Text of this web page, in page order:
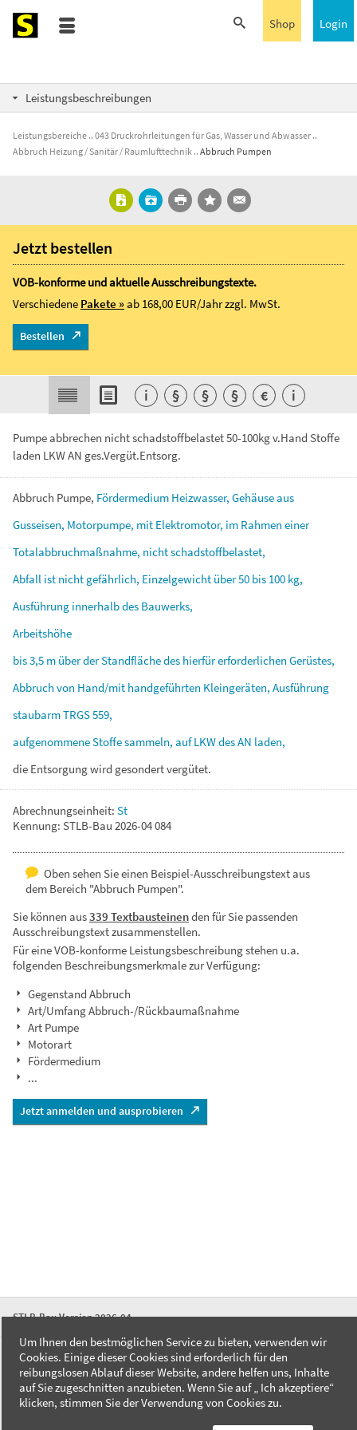
Login
Shop
Leistungsbeschreibungen
Leistungsbereiche
043 Druckrohrleitungen für Gas, Wasser und Abwasser
Abbruch Heizung / Sanitär / Raumlufttechnik
Abbruch Pumpen
Pumpe abbrechen nicht schadstoffbelastet 50-100kg v.Hand Stoffe
laden LKW AN ges.Vergüt.Entsorg.
Abbruch Pumpe, Fördermedium Heizwasser, Gehäuseaus
Gusseisen, Motorpumpe, mit Elektromotor, im Rahmen einer
Totalabbruchmaßnahme, nichtschadstoffbelastet,
Abfall ist nicht gefährlich, Einzelgewicht über50 bis 100 kg,
Ausführung innerhalbdes Bauwerks,
Arbeitshöhe
bis3,5 m überderStandflächedes hierfürerforderlichen Gerüstes,
Abbruch von Hand/mit handgeführten Kleingeräten, Ausführung
staubarmTRGS559,
aufgenommeneStoffesammeln, aufLKWdesAN laden,
die Entsorgungwird gesondertvergütet.
Abrechnungseinheit: St
Kennung: STLB-Bau 2026-04 084
Oben sehen Sie einen Beispiel-Ausschreibungstext aus
dem Bereich "Abbruch Pumpen".
Sie können aus339 Textbausteinenden für Sie passenden
Ausschreibungstext zusammenstellen.
Für eine VOB-konforme Leistungsbeschreibung stehen u.a.
folgenden Beschreibungsmerkmale zur Verfügung:
Gegenstand Abbruch
Art/Umfang Abbruch-/Rückbaumaßnahme
Art Pumpe
Motorart
Fördermedium
...
Jetzt anmelden und ausprobieren
Jetzt bestellen
VOB-konforme und aktuelle Ausschreibungstexte.
Verschiedene Pakete »ab 168,00 EUR/Jahrzzgl. MwSt.
Bestellen
i § § § € i
STLB-Bau Version 2026-04
FAQ
Kontakt
Datenschutzerklärung
Um Ihnen den bestmöglichen Service zu bieten, verwenden wir
Cookies. Einige dieser Cookies sind erforderlich für den
reibungslosen Ablauf dieser Website, andere helfen uns, Inhalte
auf Sie zugeschnitten anzubieten. Wenn Sie auf „ Ich akzeptiere“
klicken, stimmen Sie der Verwendung von Cookies zu.